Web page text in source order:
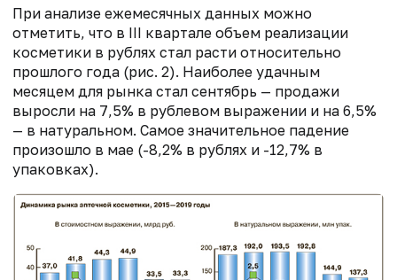
При анализе ежемесячных данных можно
отметить, что в III квартале объем реализации
косметики в рублях стал расти относительно
прошлого года (рис. 2). Наиболее удачным
месяцем для рынка стал сентябрь — продажи
выросли на 7,5% в рублевом выражении и на 6,5%
— в натуральном. Самое значительное падение
произошло в мае (-8,2% в рублях и -12,7% в
упаковках).